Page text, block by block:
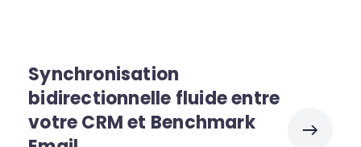
Synchronisation
bidirectionnelle fluide entre
votre CRM et Benchmark